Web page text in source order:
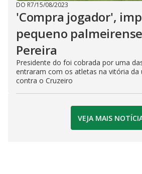
DO R7/15/08/2023
'Compra jogador',
pequeno
Pereira
Presidente do foi cobrada por uma
entraram com os atletas na vitória da
contra o Cruzeiro
VEJA MAIS